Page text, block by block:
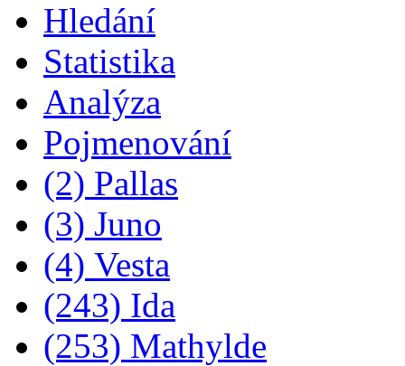
Hledání
Statistika
Analýza
Pojmenování
(2) Pallas
(3) Juno
(4) Vesta
(243) Ida
(253) Mathylde